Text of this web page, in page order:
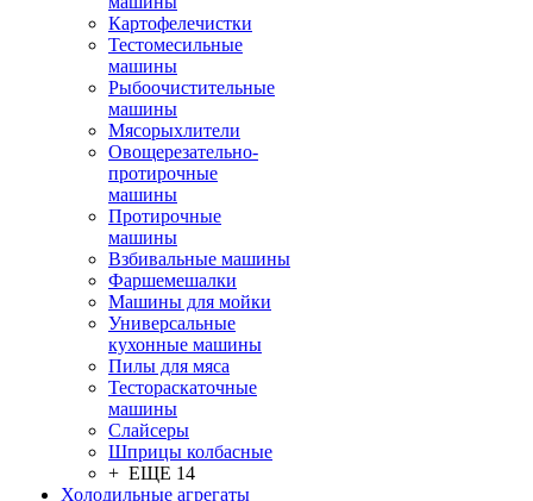
Картофелечистки
Тестомесильные
машины
Рыбоочистительные
машины
Мясорыхлители
Овощерезательно-
протирочные
машины
Протирочные
машины
Взбивальные машины
Фаршемешалки
Машины для мойки
Универсальные
кухонные машины
Пилы для мяса
Тестораскаточные
машины
Слайсеры
Шприцы колбасные
+ ЕЩЕ 14
Холодильные агрегаты